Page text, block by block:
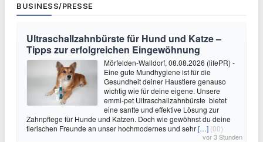
BUSINESS/PRESSE
Ultraschallzahnbürste für Hund und Katze –
Tipps zur erfolgreichen Eingewöhnung
Mörfelden-Walldorf, 08.08.2026 (lifePR) -
Eine gute Mundhygiene ist für die
Gesundheit deiner Haustiere genauso
wichtig wie für deine eigene. Unsere
emmi-pet Ultraschallzahnbürste bietet
eine sanfte und effektive Lösung zur
Zahnpflege für Hunde und Katzen. Doch wie gewöhnst du deine
tierischen Freunde an unser hochmodernes und sehr[…] (00)
vor 3 Stunden